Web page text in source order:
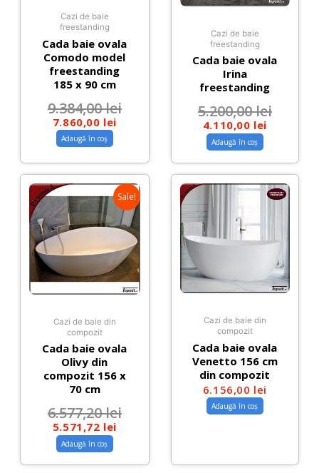
Cazi de baie
freestanding
Cada baie ovala
Comodo model
freestanding
185 x 90 cm
9.384,00lei
7.860,00 lei
Adaugă în coș
Cazi de baie
freestanding
Cada baie ovala
Irina
freestanding
5.200,00lei
4.110,00 lei
Adaugă în coș
Sale!
Cazi de baie din
compozit
Cada baie ovala
Olivy din
compozit 156 x
70 cm
6.577,20lei
5.571,72 lei
Adaugă în coș
Cazi de baie din
compozit
Cada baie ovala
Venetto 156 cm
din compozit
6.156,00 lei
Adaugă în coș